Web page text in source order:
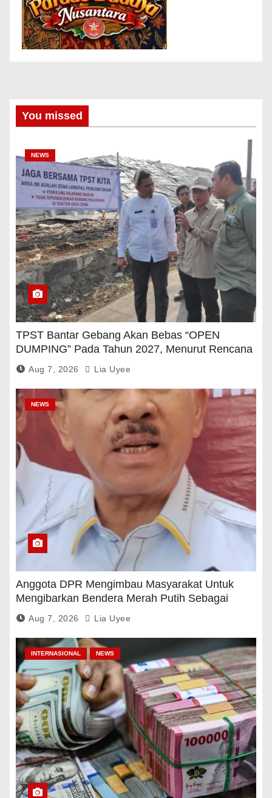
You missed
NEWS
TPST Bantar Gebang Akan Bebas “OPEN
DUMPING” Pada Tahun 2027, Menurut Rencana
Pemerintah
Aug 7, 2026 Lia Uyee
NEWS
Anggota DPR Mengimbau Masyarakat Untuk
Mengibarkan Bendera Merah Putih Sebagai
Tanda Rasa Terima Kasih
Aug 7, 2026 Lia Uyee
INTERNASIONAL NEWS